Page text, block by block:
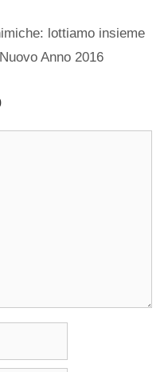
lottiamo insieme
Anno 2016